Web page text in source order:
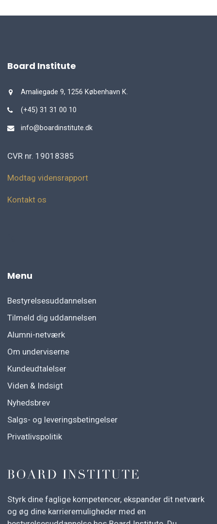
Board Institute
Amaliegade 9, 1256 København K.
(+45) 31 31 00 10
info@boardinstitute.dk
CVR nr. 19018385
Modtag vidensrapport
Kontakt os
Menu
Bestyrelsesuddannelsen
Tilmeld dig uddannelsen
Alumni-netværk
Om underviserne
Kundeudtalelser
Viden & Indsigt
Nyhedsbrev
Salgs- og leveringsbetingelser
Privatlivspolitik
Styrk dine faglige kompetencer, ekspander dit netværk
og øg dine karrieremuligheder med en